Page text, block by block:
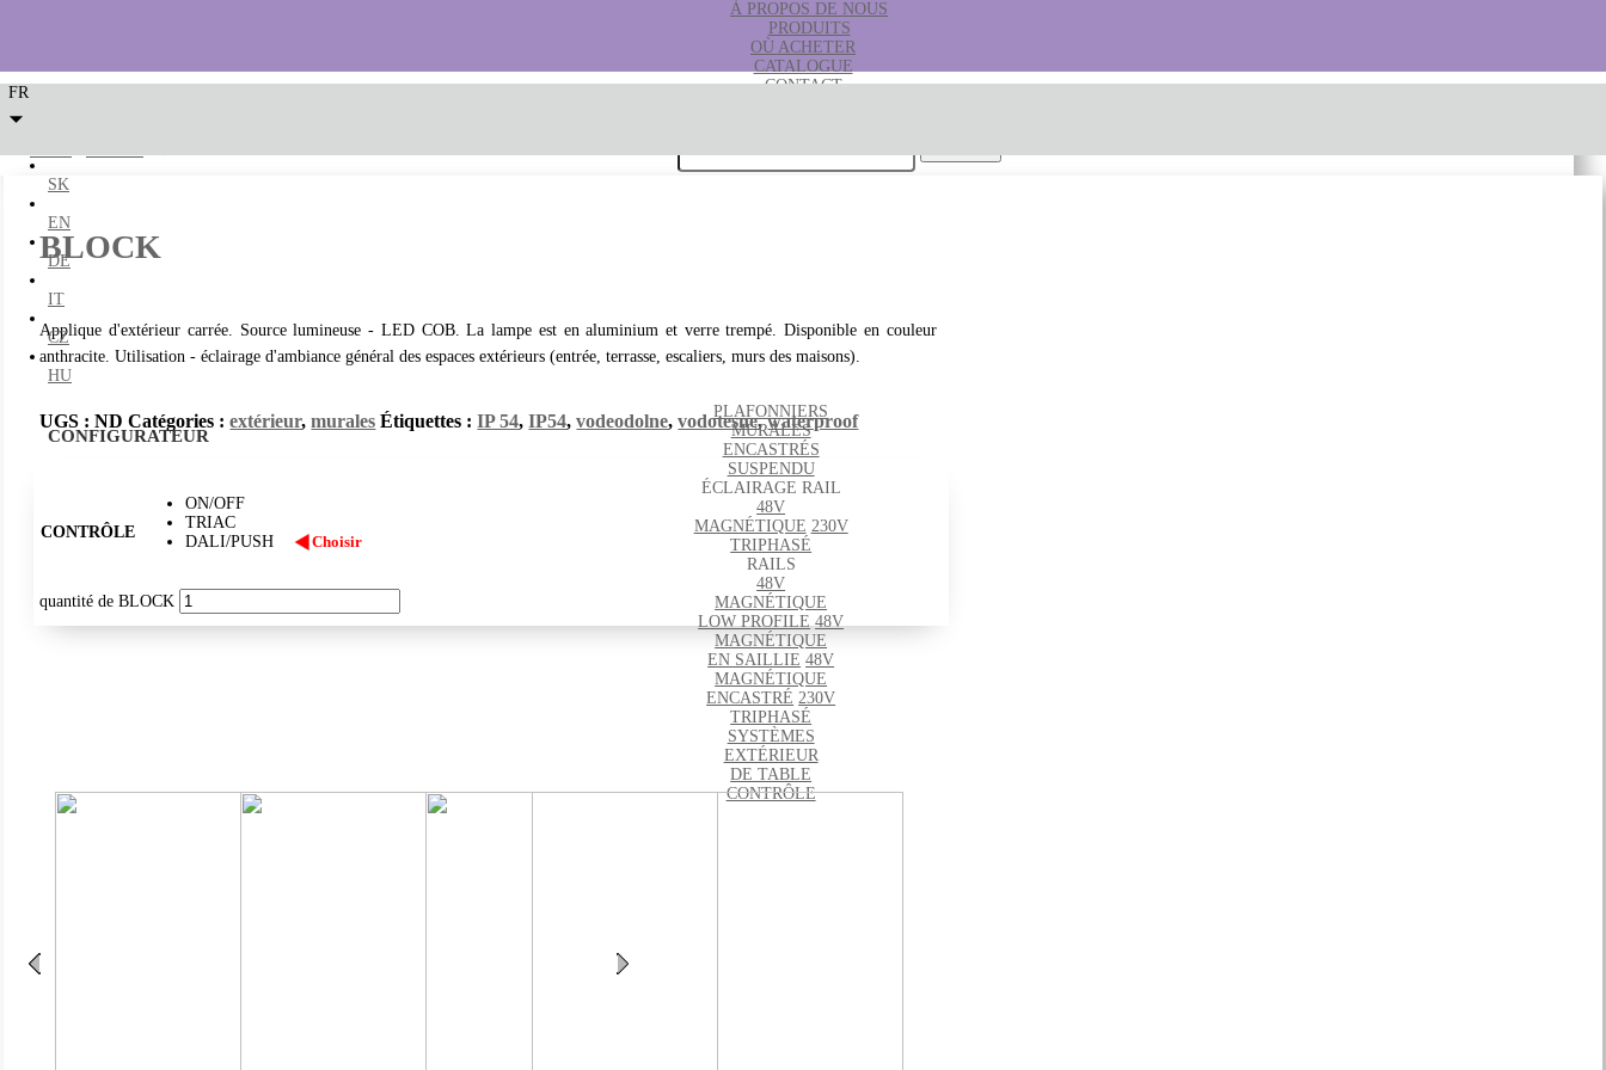
À PROPOS DE NOUS
PRODUITS
OÙ ACHETER
CATALOGUE
CONTACT
FR
SK
EN
DE
IT
CZ
HU
PLAFONNIERS
MURALES
ENCASTRÉS
SUSPENDU
ÉCLAIRAGE RAIL
48V
MAGNÉTIQUE 230V
TRIPHASÉ
RAILS
48V
MAGNÉTIQUE
LOW PROFILE 48V
MAGNÉTIQUE
EN SAILLIE 48V
MAGNÉTIQUE
ENCASTRÉ 230V
TRIPHASÉ
SYSTÈMES
EXTÉRIEUR
DE TABLE
CONTRÔLE
BLOCK
Applique d'extérieur carrée. Source lumineuse - LED COB. La lampe est en aluminium et verre trempé. Disponible en couleur
anthracite. Utilisation - éclairage d'ambiance général des espaces extérieurs (entrée, terrasse, escaliers, murs des maisons).
UGS :ND Catégories :extérieur,murales Étiquettes :IP 54,IP54,vodeodolne,vodotesne,waterproof
CONFIGURATEUR
CONTRÔLE
ON/OFF
TRIAC
DALI/PUSH
quantité de BLOCK
Choisir